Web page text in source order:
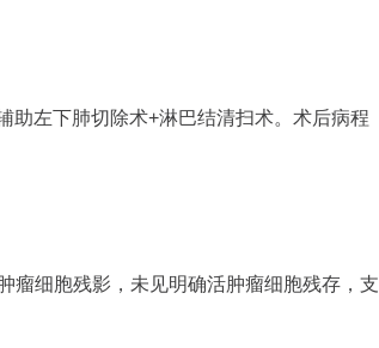
助左下肺切除术+淋巴结清扫术。术后病程
瘤细胞残影，未见明确活肿瘤细胞残存，支